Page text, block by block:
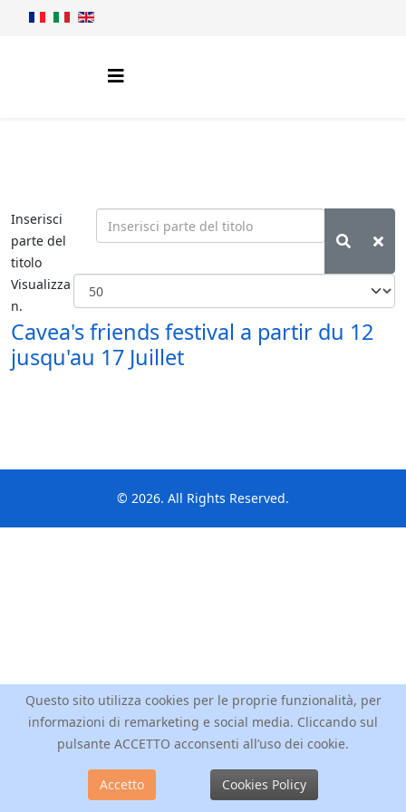
Inserisci
parte del
titolo
Visualizza
n.
Cavea's friends festival a partir du 12
jusqu'au 17 Juillet
© 2026. All Rights Reserved.
Questo sito utilizza cookies per le proprie funzionalità, per
informazioni di remarketing e social media. Cliccando sul
pulsante ACCETTO acconsenti all’uso dei cookie.
Accetto Cookies Policy